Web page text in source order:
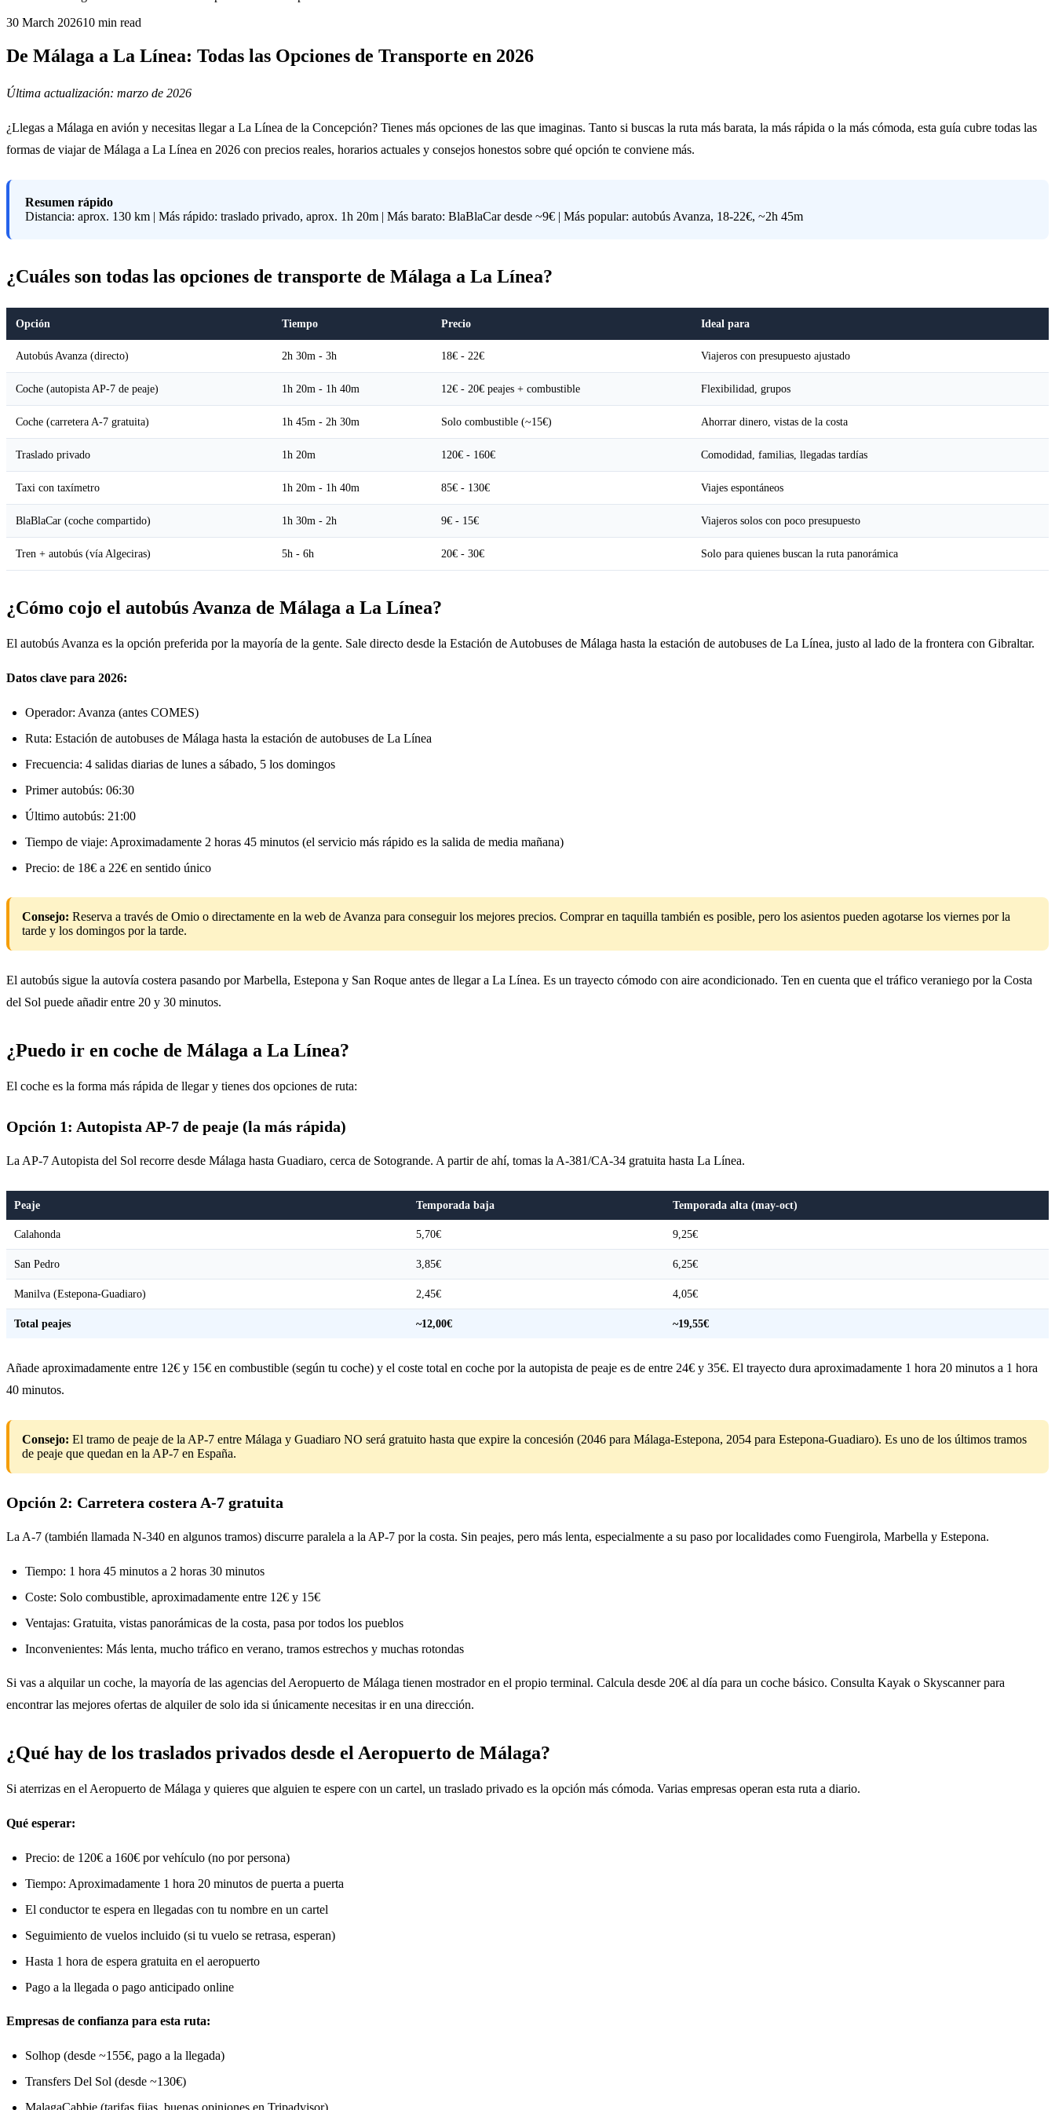
30 March 202610 min read
De Málaga a La Línea: Todas las Opciones de Transporte en 2026
Última actualización: marzo de 2026
¿Llegas a Málaga en avión y necesitas llegar a La Línea de la Concepción? Tienes más opciones de las que imaginas. Tanto si buscas la ruta más barata, la más rápida o la más cómoda, esta guía cubre todas las
formas de viajar de Málaga a La Línea en 2026 con precios reales, horarios actuales y consejos honestos sobre qué opción te conviene más.
Resumen rápido
Distancia: aprox. 130 km | Más rápido: traslado privado, aprox. 1h 20m | Más barato: BlaBlaCar desde ~9€ | Más popular: autobús Avanza, 18-22€, ~2h 45m
¿Cuáles son todas las opciones de transporte de Málaga a La Línea?
Opción Tiempo Precio Ideal para
Autobús Avanza (directo) 2h 30m - 3h 18€ - 22€ Viajeros con presupuesto ajustado
Coche (autopista AP-7 de peaje) 1h 20m - 1h 40m 12€ - 20€ peajes + combustible Flexibilidad, grupos
Coche (carretera A-7 gratuita) 1h 45m - 2h 30m Solo combustible (~15€) Ahorrar dinero, vistas de la costa
Traslado privado 1h 20m 120€ - 160€ Comodidad, familias, llegadas tardías
Taxi con taxímetro 1h 20m - 1h 40m 85€ - 130€ Viajes espontáneos
BlaBlaCar (coche compartido) 1h 30m - 2h 9€ - 15€ Viajeros solos con poco presupuesto
Tren + autobús (vía Algeciras) 5h - 6h 20€ - 30€ Solo para quienes buscan la ruta panorámica
¿Cómo cojo el autobús Avanza de Málaga a La Línea?
El autobús Avanza es la opción preferida por la mayoría de la gente. Sale directo desde la Estación de Autobuses de Málaga hasta la estación de autobuses de La Línea, justo al lado de la frontera con Gibraltar.
Datos clave para 2026:
Operador: Avanza (antes COMES)
Ruta: Estación de autobuses de Málaga hasta la estación de autobuses de La Línea
Frecuencia: 4 salidas diarias de lunes a sábado, 5 los domingos
Primer autobús: 06:30
Último autobús: 21:00
Tiempo de viaje: Aproximadamente 2 horas 45 minutos (el servicio más rápido es la salida de media mañana)
Precio: de 18€ a 22€ en sentido único
Consejo: Reserva a través de Omio o directamente en la web de Avanza para conseguir los mejores precios. Comprar en taquilla también es posible, pero los asientos pueden agotarse los viernes por la
tarde y los domingos por la tarde.
El autobús sigue la autovía costera pasando por Marbella, Estepona y San Roque antes de llegar a La Línea. Es un trayecto cómodo con aire acondicionado. Ten en cuenta que el tráfico veraniego por la Costa
del Sol puede añadir entre 20 y 30 minutos.
¿Puedo ir en coche de Málaga a La Línea?
El coche es la forma más rápida de llegar y tienes dos opciones de ruta:
Opción 1: Autopista AP-7 de peaje (la más rápida)
La AP-7 Autopista del Sol recorre desde Málaga hasta Guadiaro, cerca de Sotogrande. A partir de ahí, tomas la A-381/CA-34 gratuita hasta La Línea.
Peaje Temporada baja Temporada alta (may-oct)
Calahonda 5,70€ 9,25€
San Pedro 3,85€ 6,25€
Manilva (Estepona-Guadiaro) 2,45€ 4,05€
Total peajes ~12,00€ ~19,55€
Añade aproximadamente entre 12€ y 15€ en combustible (según tu coche) y el coste total en coche por la autopista de peaje es de entre 24€ y 35€. El trayecto dura aproximadamente 1 hora 20 minutos a 1 hora
40 minutos.
Consejo: El tramo de peaje de la AP-7 entre Málaga y Guadiaro NO será gratuito hasta que expire la concesión (2046 para Málaga-Estepona, 2054 para Estepona-Guadiaro). Es uno de los últimos tramos
de peaje que quedan en la AP-7 en España.
Opción 2: Carretera costera A-7 gratuita
La A-7 (también llamada N-340 en algunos tramos) discurre paralela a la AP-7 por la costa. Sin peajes, pero más lenta, especialmente a su paso por localidades como Fuengirola, Marbella y Estepona.
Tiempo: 1 hora 45 minutos a 2 horas 30 minutos
Coste: Solo combustible, aproximadamente entre 12€ y 15€
Ventajas: Gratuita, vistas panorámicas de la costa, pasa por todos los pueblos
Inconvenientes: Más lenta, mucho tráfico en verano, tramos estrechos y muchas rotondas
Si vas a alquilar un coche, la mayoría de las agencias del Aeropuerto de Málaga tienen mostrador en el propio terminal. Calcula desde 20€ al día para un coche básico. Consulta Kayak o Skyscanner para
encontrar las mejores ofertas de alquiler de solo ida si únicamente necesitas ir en una dirección.
¿Qué hay de los traslados privados desde el Aeropuerto de Málaga?
Si aterrizas en el Aeropuerto de Málaga y quieres que alguien te espere con un cartel, un traslado privado es la opción más cómoda. Varias empresas operan esta ruta a diario.
Qué esperar:
Precio: de 120€ a 160€ por vehículo (no por persona)
Tiempo: Aproximadamente 1 hora 20 minutos de puerta a puerta
El conductor te espera en llegadas con tu nombre en un cartel
Seguimiento de vuelos incluido (si tu vuelo se retrasa, esperan)
Hasta 1 hora de espera gratuita en el aeropuerto
Pago a la llegada o pago anticipado online
Empresas de confianza para esta ruta:
Solhop (desde ~155€, pago a la llegada)
Transfers Del Sol (desde ~130€)
MalagaCabbie (tarifas fijas, buenas opiniones en Tripadvisor)